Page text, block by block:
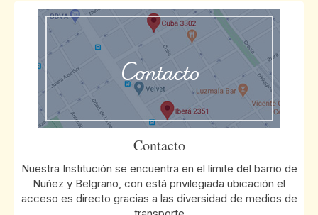
Contacto
Contacto
Nuestra Institución se encuentra en el límite del barrio de
Nuñez y Belgrano, con está privilegiada ubicación el
acceso es directo gracias a las diversidad de medios de